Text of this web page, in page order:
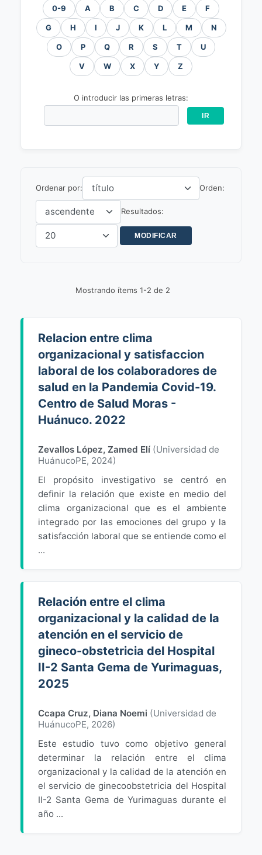
0-9 A B C D E F
G H I J K L M N
O P Q R S T U
V W X Y Z
O introducir las primeras letras:
Ordenar por: Orden:
Resultados:
Mostrando ítems 1-2 de 2
Relacion entre clima
organizacional y satisfaccion
laboral de los colaboradores de
salud en la Pandemia Covid-19.
Centro de Salud Moras -
Huánuco. 2022
Zevallos López, Zamed Elí (Universidad de
HuánucoPE, 2024)
El propósito investigativo se centró en
definir la relación que existe en medio del
clima organizacional que es el ambiente
integrado por las emociones del grupo y la
satisfacción laboral que se entiende como el
...
Relación entre el clima
organizacional y la calidad de la
atención en el servicio de
gineco-obstetricia del Hospital
II-2 Santa Gema de Yurimaguas,
2025
Ccapa Cruz, Diana Noemi (Universidad de
HuánucoPE, 2026)
Este estudio tuvo como objetivo general
determinar la relación entre el clima
organizacional y la calidad de la atención en
el servicio de ginecoobstetricia del Hospital
II-2 Santa Gema de Yurimaguas durante el
año ...